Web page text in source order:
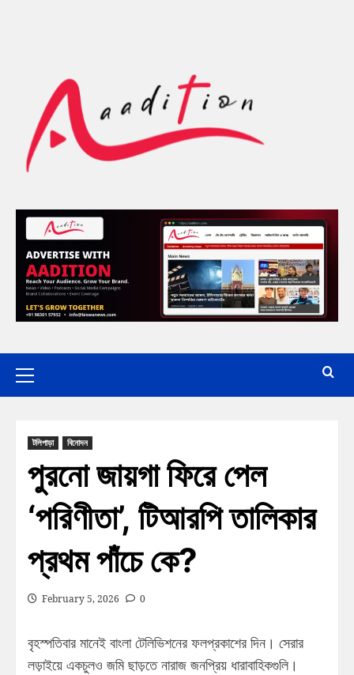
টলিপাড়া বিনোদন
পুরনো জায়গা ফিরে পেল
‘পরিণীতা’, টিআরপি তালিকার
প্রথম পাঁচে কে?
February 5, 2026 0
বৃহস্পতিবার মানেই বাংলা টেলিভিশনের ফলপ্রকাশের দিন। সেরার
লড়াইয়ে একচুলও জমি ছাড়তে নারাজ জনপ্রিয় ধারাবাহিকগুলি।